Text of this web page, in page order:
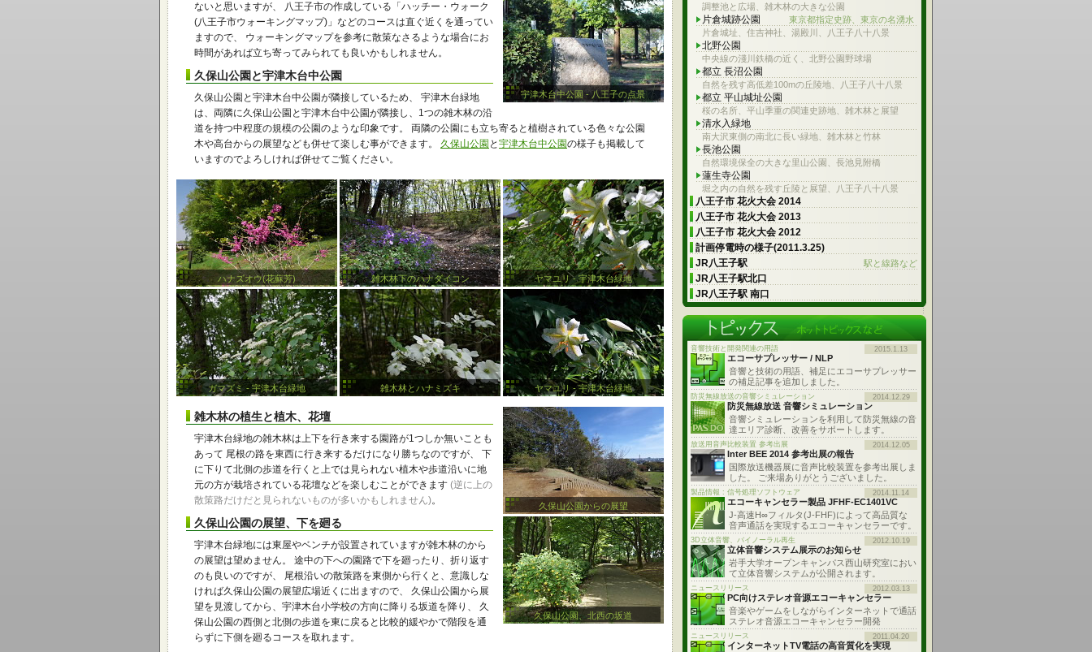
宇津木台中公園 - 八王子の点景
ないと思いますが、 八王子市の作成している「ハッチー・ウォーク
(八王子市ウォーキングマップ)」などのコースは直ぐ近くを通ってい
ますので、 ウォーキングマップを参考に散策なさるような場合にお
時間があれば立ち寄ってみられても良いかもしれません。
久保山公園と宇津木台中公園
久保山公園と宇津木台中公園が隣接しているため、 宇津木台緑地
は、両隣に久保山公園と宇津木台中公園が隣接し、1つの雑木林の沿
道を持つ中程度の規模の公園のような印象です。 両隣の公園にも立ち寄ると植樹されている色々な公園
木や高台からの展望なども併せて楽しむ事ができます。 久保山公園 と 宇津木台中公園の様子も掲載して
いますのでよろしければ併せてご覧ください。
ハナズオウ(花蘇芳) 雑木林下のハナダイコン ヤマユリ - 宇津木台緑地
ガマズミ - 宇津木台緑地 雑木林とハナミズキ ヤマユリ - 宇津木台緑地
久保山公園からの展望
久保山公園、北西の坂道
雑木林の植生と植木、花壇
宇津木台緑地の雑木林は上下を行き来する園路が1つしか無いことも
あって 尾根の路を東西に行き来するだけになり勝ちなのですが、 下
に下りて北側の歩道を行くと上では見られない植木や歩道沿いに地
元の方が栽培されている花壇などを楽しむことができます (逆に上の
散策路だけだと見られないものが多いかもしれません)。
久保山公園の展望、下を廻る
宇津木台緑地には東屋やベンチが設置されていますが雑木林のから
の展望は望めません。 途中の下への園路で下を廻ったり、折り返す
のも良いのですが、 尾根沿いの散策路を東側から行くと、意識しな
ければ久保山公園の展望広場近くに出ますので、 久保山公園から展
望を見渡してから、宇津木台小学校の方向に降りる坂道を降り、 久
保山公園の西側と北側の歩道を東に戻ると比較的緩やかで階段を通
らずに下側を廻るコースを取れます。
調整池と広場、雑木林の大きな公園
片倉城跡公園
東京都指定史跡、東京の名湧水
片倉城址、住吉神社、湯殿川、八王子八十八景
北野公園
中央線の淺川鉄橋の近く、北野公園野球場
都立 長沼公園
自然を残す高低差100mの丘陵地、八王子八十八景
都立 平山城址公園
桜の名所、平山季重の関連史跡地、雑木林と展望
清水入緑地
南大沢東側の南北に長い緑地、雑木林と竹林
長池公園
自然環境保全の大きな里山公園、長池見附橋
蓮生寺公園
堀之内の自然を残す丘陵と展望、八王子八十八景
八王子市 花火大会 2014
八王子市 花火大会 2013
八王子市 花火大会 2012
計画停電時の様子(2011.3.25)
JR八王子駅
駅と線路など
JR八王子駅北口
JR八王子駅 南口
音響技術と開発関連の用語 2015.1.13
エコーサプレッサー / NLP
音響と技術の用語、補足にエコーサプレッサー
の補足記事を追加しました。
防災無線放送の音響シミュレーション 2014.12.29
防災無線放送 音響シミュレーション
音響シミュレーションを利用して防災無線の音
達エリア診断、改善をサポートします。
放送用音声比較装置 参考出展 2014.12.05
Inter BEE 2014 参考出展の報告
国際放送機器展に音声比較装置を参考出展しま
した。 ご来場ありがとうございました。
製品情報 : 信号処理ソフトウェア 2014.11.14
エコーキャンセラー製品 JFHF-EC1401VC
J-高速H∞フィルタ(J-FHF)によって高品質な
音声通話を実現するエコーキャンセラーです。
3D立体音響、バイノーラル再生 2012.10.19
立体音響システム展示のお知らせ
岩手大学オープンキャンパス西山研究室におい
て立体音響システムが公開されます。
ニュースリリース 2012.03.13
PC向けステレオ音源エコーキャンセラー
音楽やゲームをしながらインターネットで通話
ステレオ音源エコーキャンセラー開発
ニュースリリース 2011.04.20
インターネットTV電話の高音質化を実現